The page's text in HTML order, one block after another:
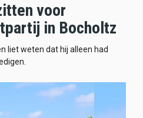
voor
in Bocholtz
liet weten dat hij alleen had